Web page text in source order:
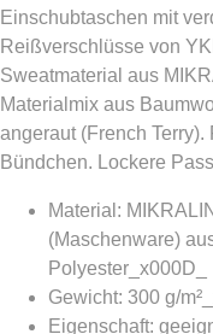
Einschubtaschen mit
Reißverschlüsse von
Sweatmaterial aus
Materialmix aus
angeraut (French
Bündchen. Lockere
Material:
(Maschenware)
Polyester_x000D_
Gewicht: 300 g/
Eigenschaft: